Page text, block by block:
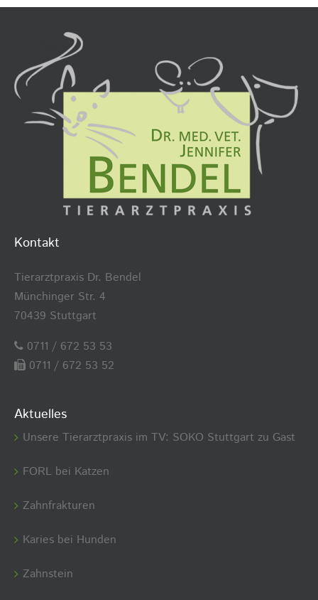
Kontakt
Tierarztpraxis Dr. Bendel
Münchinger Str. 4
70439 Stuttgart
0711 / 672 53 53
0711 / 672 53 52
Aktuelles
Unsere Tierarztpraxis im TV: SOKO Stuttgart zu Gast
FORL bei Katzen
Zahnfrakturen
Karies bei Hunden
Zahnstein